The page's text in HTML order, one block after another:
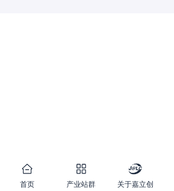
首页 产业站群 关于嘉立创